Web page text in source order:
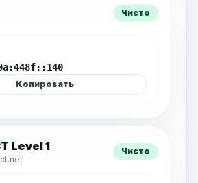
Чисто
Копировать
Level 1 Чисто